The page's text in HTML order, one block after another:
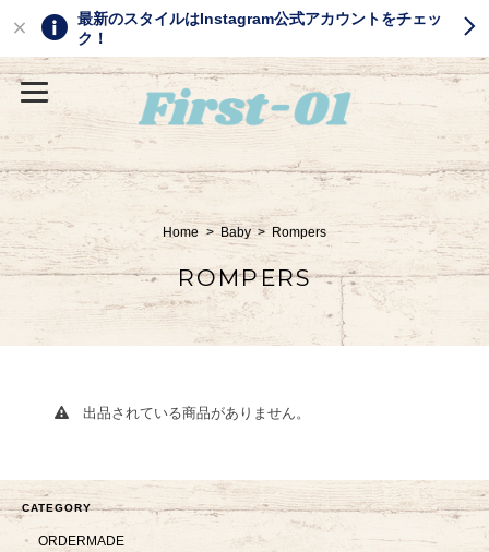
最新のスタイルはInstagram公式アカウントをチェッ
ク！
Home Baby Rompers
ROMPERS
出品されている商品がありません。
CATEGORY
ORDERMADE